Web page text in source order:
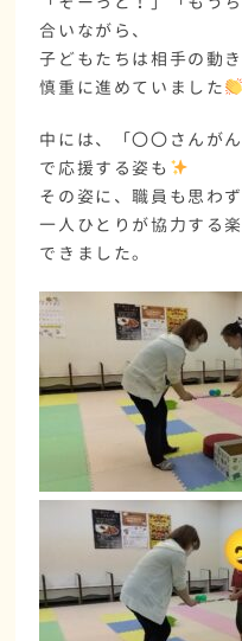
合いながら、
子どもたちは相手の動
慎重に進めていました
中には、「〇〇さんが
で応援する姿も
その姿に、職員も思わ
一人ひとりが協力する
できました。